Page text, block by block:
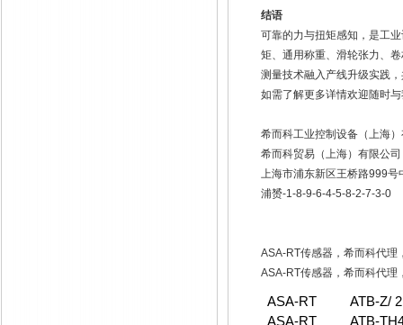
结语
可靠的力与扭矩感知，是工
矩、通用称重、滑轮张力、
测量技术融入产线升级实践
如需了解更多详情欢迎随时
希而科工业控制设备（上海
希而科贸易（上海）有限公司
上海市浦东新区王桥路999号
浦赟-1-8-9-6-4-5-8-2-7-3-0
ASA-RT传感器，希而科代理
ASA-RT传感器，希而科代理
ASA-RT
ATB-Z/
ASA-RT
ATB-